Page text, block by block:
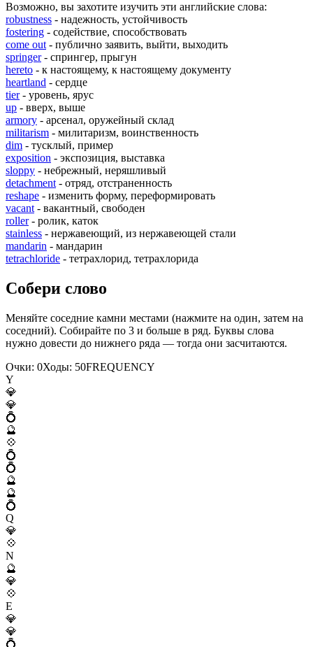
Возможно, вы захотите изучить эти английские слова:
robustness - надежность, устойчивость
fostering - содействие, способствовать
come out - публично заявить, выйти, выходить
springer- спрингер, прыгун
hereto - к настоящему, к настоящему документу
heartland - сердце
tier- уровень, ярус
up - вверх, выше
armory - арсенал, оружейный склад
militarism - милитаризм, воинственность
dim - тусклый, пример
exposition - экспозиция, выставка
sloppy - небрежный, неряшливый
detachment - отряд, отстраненность
reshape - изменить форму, переформировать
vacant - вакантный, свободен
roller- ролик, каток
stainless - нержавеющий, из нержавеющей стали
mandarin - мандарин
tetrachloride - тетрахлорид, тетрахлорида
Собери слово
Меняйте соседние камни местами (нажмите на один, затем на
соседний). Собирайте по 3 и больше в ряд. Буквы слова
нужно довести до нижнего ряда — тогда они засчитаются.
Очки: 0Ходы: 50FREQUENCY
Y
💎
💎
💍
🔮
💠
💍
💍
🔮
🔮
💍
Q
💎
💠
N
🔮
💎
💠
E
💎
💎
💍